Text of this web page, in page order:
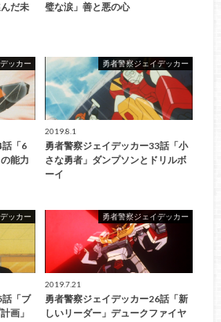
だ未
璧な涙」善と悪の心
ッカー
話「6
能力
勇者警察ジェイデッカー
2019.8.1
勇者警察ジェイデッカー33話「小
さな勇者」ダンプソンとドリルボ
ーイ
ッカー
話「ブ
画」
勇者警察ジェイデッカー
2019.7.21
勇者警察ジェイデッカー26話「新
しいリーダー」デュークファイヤ